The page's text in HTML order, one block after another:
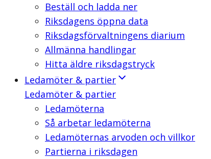
Beställ och ladda ner
Riksdagens öppna data
Riksdagsförvaltningens diarium
Allmänna handlingar
Hitta äldre riksdagstryck
Ledamöter & partier
Ledamöter & partier
Ledamöterna
Så arbetar ledamöterna
Ledamöternas arvoden och villkor
Partierna i riksdagen